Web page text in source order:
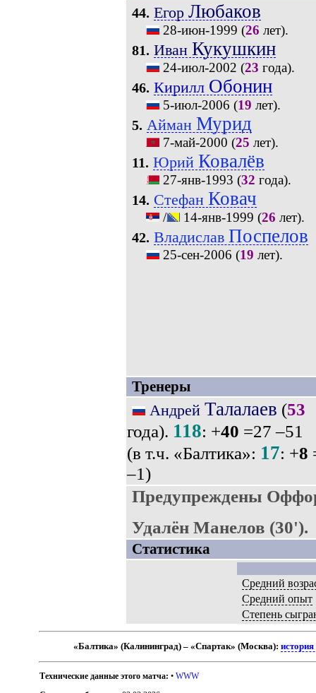
44. Егор Любаков
28-июн-1999 (26 лет).
81. Иван Кукушкин
24-июл-2002 (23 года).
46. Кирилл Обонин
5-июл-2006 (19 лет).
5. Айман Мурид
7-май-2000 (25 лет).
11. Юрий Ковалёв
27-янв-1993 (32 года).
14. Стефан Ковач
/ 14-янв-1999 (26 лет).
42. Владислав Поспелов
25-сен-2006 (19 лет).
Тренеры
Андрей Талалаев (53
года). 118: +40 =27 –51
(в т.ч. «Балтика»: 17: +8
–1)
Предупреждены
Удалён Манелов (30').
Статистика
Средний
Средний опыт
Степень
«Балтика» (Калининград) – «Спартак» (Москва):история
Технические данные этого матча: •WWW